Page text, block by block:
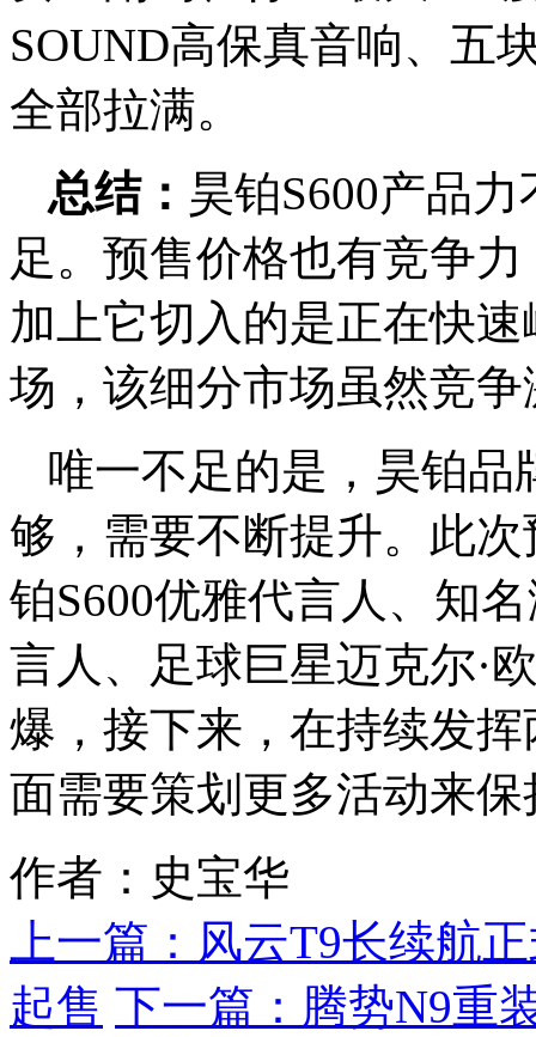
SOUND高保真音响、五
全部拉满。
总结： 昊铂S600产品
足。预售价格也有竞争
加上它切入的是正在快
场，该细分市场虽然竞
唯一不足的是，昊铂品
够，需要不断提升。此
铂S600优雅代言人、知
言人、足球巨星迈克尔·
爆，接下来，在持续发
面需要策划更多活动来
作者：史宝华
上一篇： 风云T9长续航
起售 下一篇： 腾势N9重